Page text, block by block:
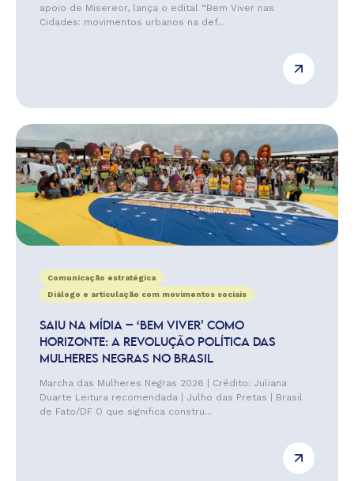
apoio de Misereor, lança o edital “Bem Viver nas
Cidades: movimentos urbanos na def...
Comunicação estratégica
Diálogo e articulação com movimentos sociais
SAIU NA MÍDIA – ‘BEM VIVER’ COMO
HORIZONTE: A REVOLUÇÃO POLÍTICA DAS
MULHERES NEGRAS NO BRASIL
Marcha das Mulheres Negras 2026 | Crédito: Juliana
Duarte Leitura recomendada | Julho das Pretas | Brasil
de Fato/DF O que significa constru...